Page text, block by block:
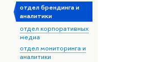
отдел брендинга и
аналитики
отдел корпоративных
медиа
отдел мониторинга и
аналитики